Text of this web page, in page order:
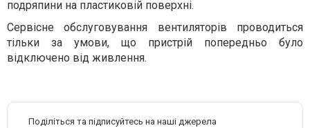
подряпини на пластиковій поверхні.
Сервісне обслуговування вентиляторів проводиться
тільки за умови, що пристрій попередньо було
відключено від живлення.
Поділіться та підписуйтесь на наші джерела